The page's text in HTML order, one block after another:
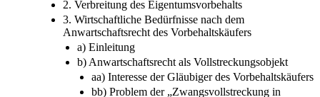
1. Vormerkung
2. Verbreitung des Eigentumsvorbehalts
3. Wirtschaftliche Bedürfnisse nach dem
Anwartschaftsrecht des Vorbehaltskäufers
a) Einleitung
b) Anwartschaftsrecht als Vollstreckungsobjekt
aa) Interesse der Gläubiger des Vorbehaltskäufers